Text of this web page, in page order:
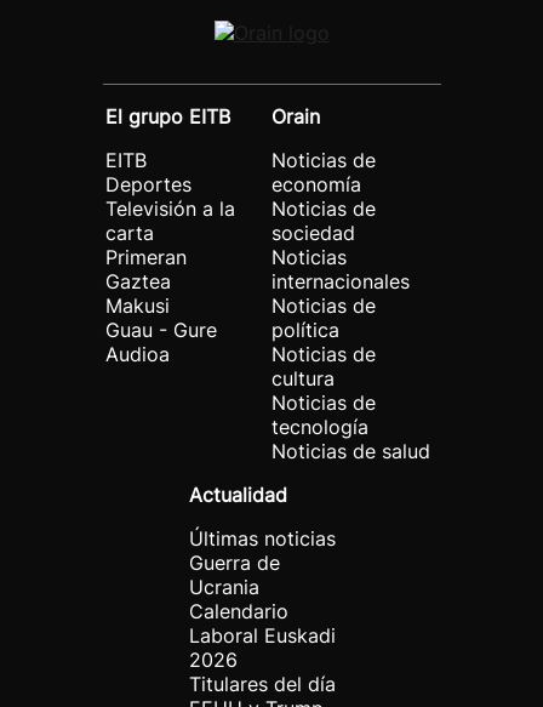
El grupo EITB
EITB
Deportes
Televisión a la
carta
Primeran
Gaztea
Makusi
Guau - Gure
Audioa
Orain
Noticias de
economía
Noticias de
sociedad
Noticias
internacionales
Noticias de
política
Noticias de
cultura
Noticias de
tecnología
Noticias de salud
Actualidad
Últimas noticias
Guerra de
Ucrania
Calendario
Laboral Euskadi
2026
Titulares del día